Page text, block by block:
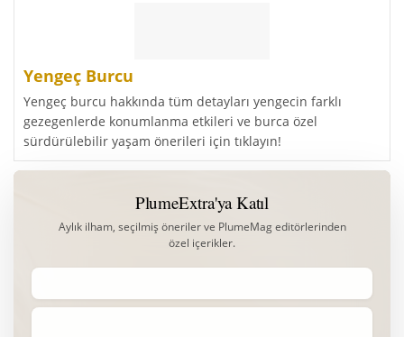
Yengeç Burcu
Yengeç burcu hakkında tüm detayları yengecin farklı
gezegenlerde konumlanma etkileri ve burca özel
sürdürülebilir yaşam önerileri için tıklayın!
PlumeExtra'ya Katıl
Aylık ilham, seçilmiş öneriler ve PlumeMag editörlerinden
özel içerikler.